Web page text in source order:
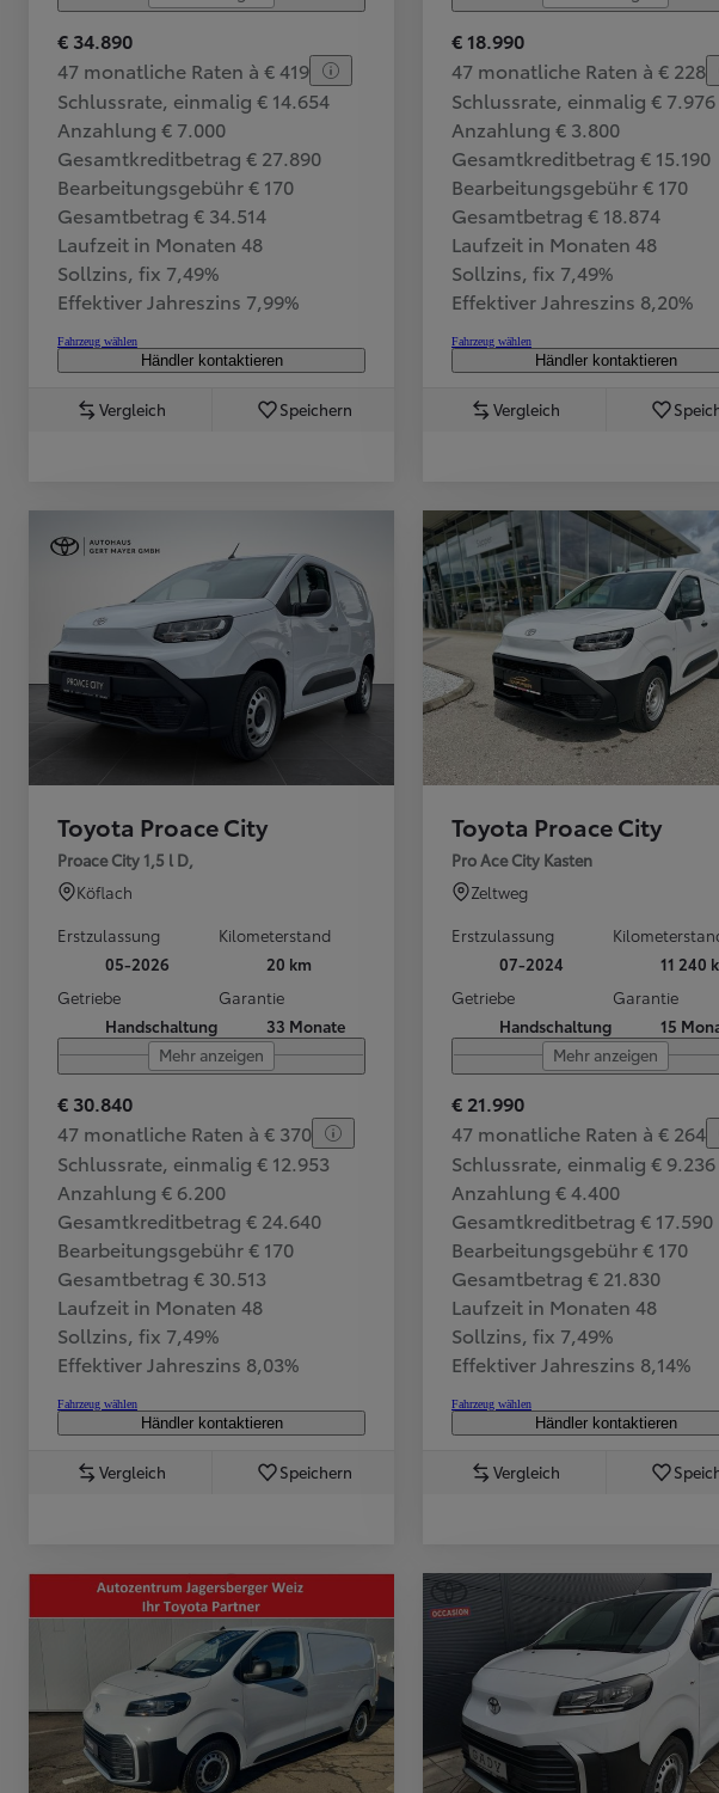
C-HR
HYBRID ODER PLUG-IN HYBRID ELEKTRISCH
VOLLELEKTRISCH
Ab
Hilux
€ 34.890
47 monatliche Raten à € 419
Schlussrate, einmalig € 14.654
Anzahlung € 7.000
Gesamtkreditbetrag € 27.890
Bearbeitungsgebühr € 170
Gesamtbetrag € 34.514
Laufzeit in Monaten 48
Sollzins, fix 7,49%
Effektiver Jahreszins 7,99%
Fahrzeug wählen
Händler kontaktieren
Vergleich Speichern
€ 18.990
47 monatliche Raten à € 228
Schlussrate, einmalig € 7.976
Anzahlung € 3.800
Gesamtkreditbetrag € 15.190
Bearbeitungsgebühr € 170
Gesamtbetrag € 18.874
Laufzeit in Monaten 48
Sollzins, fix 7,49%
Effektiver Jahreszins 8,20%
Fahrzeug wählen
Händler kontaktieren
Vergleich
Toyota Proace City
Proace City 1,5 l D,
Köflach
Erstzulassung
05-2026
Kilometerstand
20 km
Getriebe
Handschaltung
Garantie
33 Monate
Mehr anzeigen
€ 30.840
47 monatliche Raten à € 370
Schlussrate, einmalig € 12.953
Anzahlung € 6.200
Gesamtkreditbetrag € 24.640
Bearbeitungsgebühr € 170
Gesamtbetrag € 30.513
Laufzeit in Monaten 48
Sollzins, fix 7,49%
Effektiver Jahreszins 8,03%
Fahrzeug wählen
Händler kontaktieren
Vergleich Speichern
Toyota Proace City
Pro Ace City Kasten
Zeltweg
Erstzulassung
07-2024
11 240
Getriebe
Handschaltung
Garantie
15
Mehr anzeigen
€ 21.990
47 monatliche Raten à € 264
Schlussrate, einmalig € 9.236
Anzahlung € 4.400
Gesamtkreditbetrag € 17.590
Bearbeitungsgebühr € 170
Gesamtbetrag € 21.830
Laufzeit in Monaten 48
Sollzins, fix 7,49%
Effektiver Jahreszins 8,14%
Fahrzeug wählen
Händler kontaktieren
Vergleich